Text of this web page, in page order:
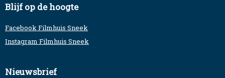
Blijf op de hoogte
Facebook Filmhuis Sneek
Instagram Filmhuis Sneek
Nieuwsbrief